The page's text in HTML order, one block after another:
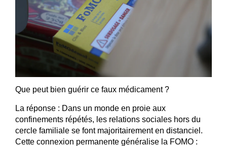
Que peut bien guérir ce faux médicament ?
La réponse : Dans un monde en proie aux
confinements répétés, les relations sociales hors du
cercle familiale se font majoritairement en distanciel.
Cette connexion permanente généralise la FOMO :